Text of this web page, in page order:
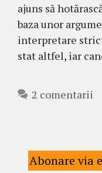
ajuns să
baza unor
interpretare
stat altfel, iar
2 comentarii
Abonare via